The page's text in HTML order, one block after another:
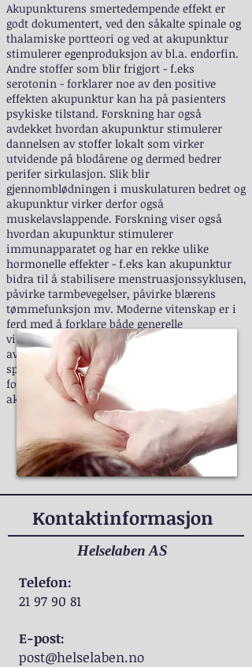
Akupunkturens smertedempende effekt er
godt dokumentert, ved den såkalte spinale og
thalamiske portteori og ved at akupunktur
stimulerer egenproduksjon av bl.a. endorfin.
Andre stoffer som blir frigjort - f.eks
serotonin - forklarer noe av den positive
effekten akupunktur kan ha på pasienters
psykiske tilstand. Forskning har også
avdekket hvordan akupunktur stimulerer
dannelsen av stoffer lokalt som virker
utvidende på blodårene og dermed bedrer
perifer sirkulasjon. Slik blir
gjennomblødningen i muskulaturen bedret og
akupunktur virker derfor også
muskelavslappende. Forskning viser også
hvordan akupunktur stimulerer
immunapparatet og har en rekke ulike
hormonelle effekter - f.eks kan akupunktur
bidra til å stabilisere menstruasjonssyklusen,
påvirke tarmbevegelser, påvirke blærens
tømmefunksjon mv. Moderne vitenskap er i
ferd med å forklare både generelle
virkningsmekanismer og spesifikke effekter
av akupunktur. Fortsatt gjenstår det en del
spørsmål som står ubesvart, men videre
forskning vil nok bidra til å forklare flere av
akupunkturens gunstige effekter.
Kontaktinformasjon
Helselaben AS
Telefon:
21 97 90 81
E-post:
post@helselaben.no